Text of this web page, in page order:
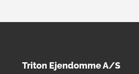
Triton Ejendomme A/S